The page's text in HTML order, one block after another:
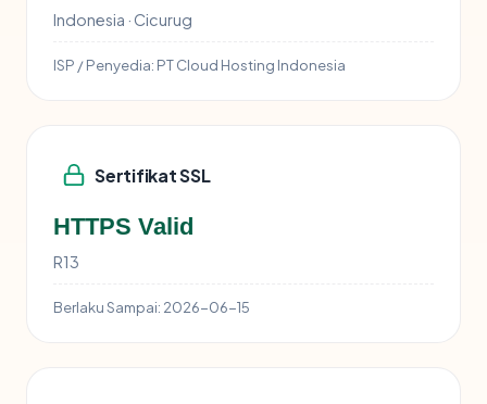
Indonesia · Cicurug
ISP / Penyedia: PT Cloud Hosting Indonesia
Sertifikat SSL
HTTPS Valid
R13
Berlaku Sampai: 2026-06-15